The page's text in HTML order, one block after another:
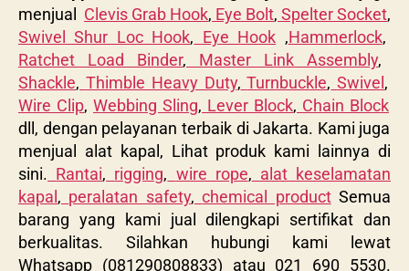
menjual Clevis Grab Hook, Eye Bolt, Spelter Socket,
Swivel Shur Loc Hook, Eye Hook ,Hammerlock,
Ratchet Load Binder, Master Link Assembly,
Shackle, Thimble Heavy Duty, Turnbuckle, Swivel ,
Wire Clip, Webbing Sling, Lever Block, Chain Block
dll, dengan pelayanan terbaik di Jakarta. Kami juga
menjual alat kapal, Lihat produk kami lainnya di
sini. Rantai, rigging, wire rope, alat keselamatan
kapal , peralatan safety, chemical productSemua
barang yang kami jual dilengkapi sertifikat dan
berkualitas. Silahkan hubungi kami lewat
Whatsapp (081290808833) atau 021 690 5530.